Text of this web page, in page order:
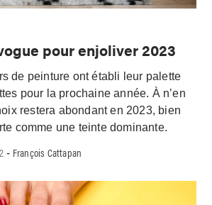
pour enjoliver 2023
de peinture ont établi leur palette
pour la prochaine année. À n’en
restera abondant en 2023, bien
comme une teinte dominante.
- François Cattapan